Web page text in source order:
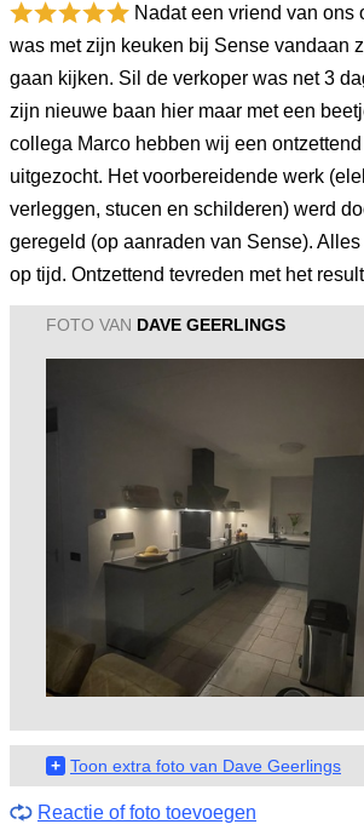
Nadat een vriend van ons
was met zijn keuken bij Sense vandaan
gaan kijken. Sil de verkoper was net 3
zijn nieuwe baan hier maar met een
collega Marco hebben wij een
uitgezocht. Het voorbereidende werk
verleggen, stucen en schilderen) werd
geregeld (op aanraden van Sense).
op tijd. Ontzettend tevreden met het
FOTO VAN DAVE GEERLINGS
+ Toon extra foto van Dave Geerlings
Reactie of foto toevoegen